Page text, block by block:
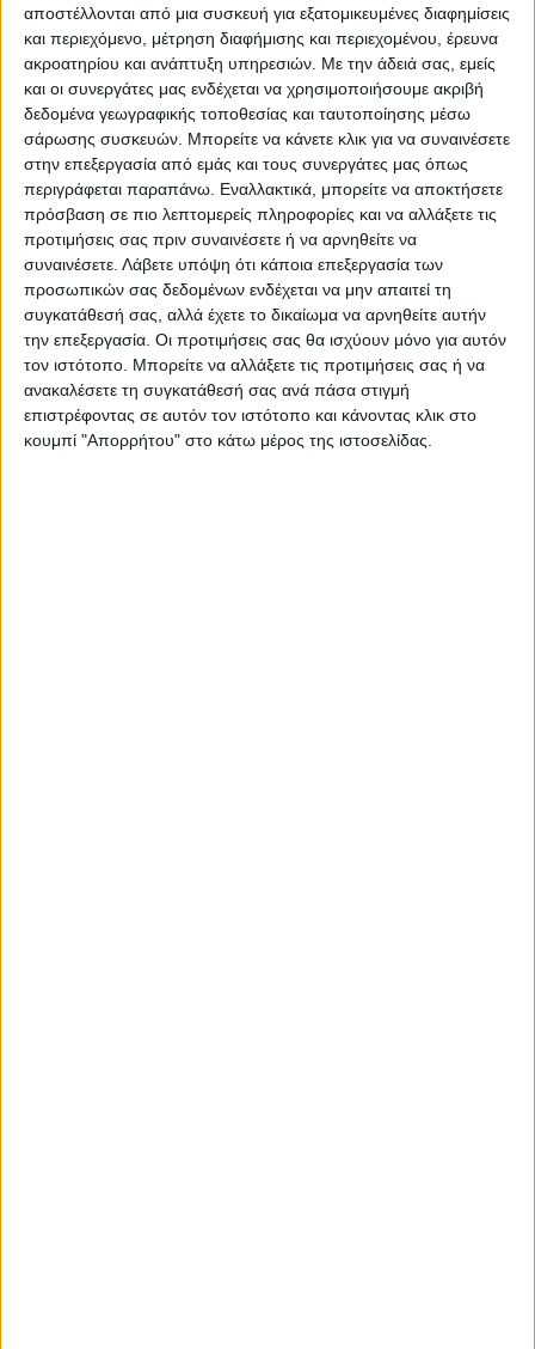
αποστέλλονται από μια συσκευή για εξατομικευμένες διαφημίσεις
και περιεχόμενο, μέτρηση διαφήμισης και περιεχομένου, έρευνα
ακροατηρίου και ανάπτυξη υπηρεσιών. Με την άδειά σας, εμείς
και οι συνεργάτες μας ενδέχεται να χρησιμοποιήσουμε ακριβή
δεδομένα γεωγραφικής τοποθεσίας και ταυτοποίησης μέσω
σάρωσης συσκευών. Μπορείτε να κάνετε κλικ για να συναινέσετε
στην επεξεργασία από εμάς και τους συνεργάτες μας όπως
περιγράφεται παραπάνω. Εναλλακτικά, μπορείτε να αποκτήσετε
πρόσβαση σε πιο λεπτομερείς πληροφορίες και να αλλάξετε τις
προτιμήσεις σας πριν συναινέσετε ή να αρνηθείτε να
συναινέσετε. Λάβετε υπόψη ότι κάποια επεξεργασία των
προσωπικών σας δεδομένων ενδέχεται να μην απαιτεί τη
συγκατάθεσή σας, αλλά έχετε το δικαίωμα να αρνηθείτε αυτήν
την επεξεργασία. Οι προτιμήσεις σας θα ισχύουν μόνο για αυτόν
τον ιστότοπο. Μπορείτε να αλλάξετε τις προτιμήσεις σας ή να
ανακαλέσετε τη συγκατάθεσή σας ανά πάσα στιγμή
επιστρέφοντας σε αυτόν τον ιστότοπο και κάνοντας κλικ στο
κουμπί "Απορρήτου" στο κάτω μέρος της ιστοσελίδας.
Ακολούθησε την εφημερίδα ΝΕΟΣ
ΑΓΩΝ στο Google News!
Όλες οι εξελίξεις στην περιοχή της
Καρδίτσας και ευρύτερα της Θεσσαλίας
ΠΡΟΗΓΟΥΜΕΝΟ ΑΡΘΡΟ
Ρωσία και Ιράν υπογράφουν
νέα διακρατική συνθήκη
ΕΠΟΜΕΝΟ ΑΡΘΡΟ
Προσωρινός ανάδοχος για τη